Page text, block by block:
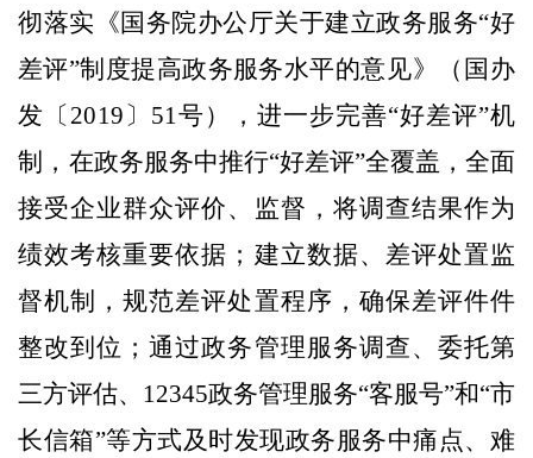
彻落实《国务院办公厅关于建立政务服务“好
差评”制度提高政务服务水平的意见》（国办
发〔 2019 〕 51号），进一步完善“好差评”机
制， 在政务服务中推行“好差评”全覆盖，全面
接受企业群众评价、监督，将调查结果作为
绩效考核重要依据；建立数据、差评处置监
督机制，规范差评处置程序，确保差评件件
整改到位；通过政务管理服务调查、委托第
三方评估、 12345政务管理服务“客服号”和“市
长信箱”等方式及时发现政务服务中痛点、难